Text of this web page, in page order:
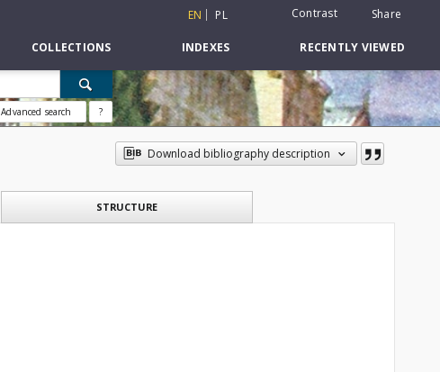
EN PL Contrast Share
COLLECTIONS INDEXES RECENTLY VIEWED
Advanced search ?
Download bibliography description
STRUCTURE